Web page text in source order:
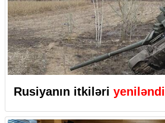
Rusiyanın itkiləri yeniləndi